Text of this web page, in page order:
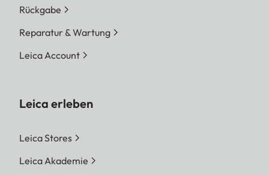
Rückgabe
Reparatur & Wartung
Leica Account
Leica erleben
Leica Stores
Leica Akademie